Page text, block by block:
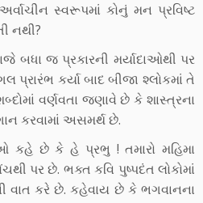
સ્વરૂપમાં કોનું મન પ્રવિષ્ટ
નથી?
બધા જ પ્રકારની મર્યાદાઓથી પર
પ્રારંભ કર્યા બાદ બીજા શ્લોકમાં તે
વર્ણવતા જણાવે છે કે શાસ્ત્રના
કરવામાં અસમર્થ છે.
કહે છે કે હે પ્રભુ ! તમારો મહિમા
પર છે. ભક્ત કવિ પુષ્પદંત લોકોમાં
વાત કરે છે. કહેવાય છે કે ભગવાનના